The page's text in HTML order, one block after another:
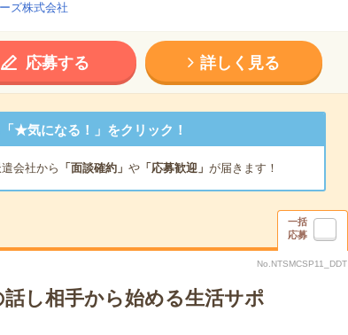
ズ株式会社
応募する 詳しく見る
★気になる！」をクリック！
会社から 「面談確約」 や「応募歓迎」 が届きます！
一括
応募
No.NTSMCSP11_DDT
し相手から始める生活サポ